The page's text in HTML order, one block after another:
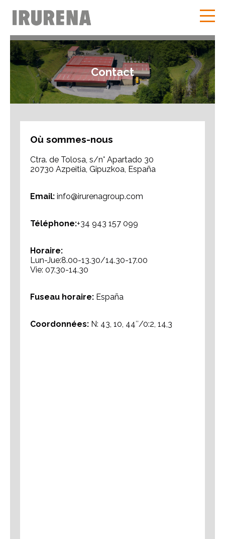
Contact
Où sommes-nous
Ctra. de Tolosa, s/n° Apartado 30
20730 Azpeitia, Gipuzkoa, España
Email: info@irurenagroup.com
Téléphone:+34 943 157 099
Horaire:
Lun-Jue:8.00-13.30/14.30-17.00
Vie: 07.30-14.30
Fuseau horaire: España
Coordonnées: N: 43, 10, 44″/0:2, 14,3